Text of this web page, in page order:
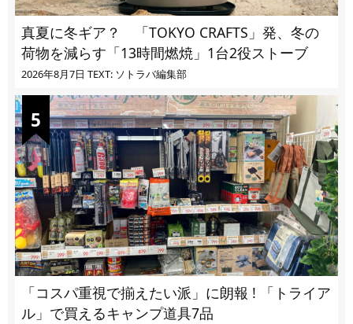
真夏に冬ギア？ 「TOKYO CRAFTS」発、冬の
荷物を減らす「13時間燃焼」1台2役ストーブ
2026年8月7日 TEXT: ソトラバ編集部
「コスパ重視で揃えたい派」に朗報 ! 「トライア
ル」で買えるキャンプ道具7品